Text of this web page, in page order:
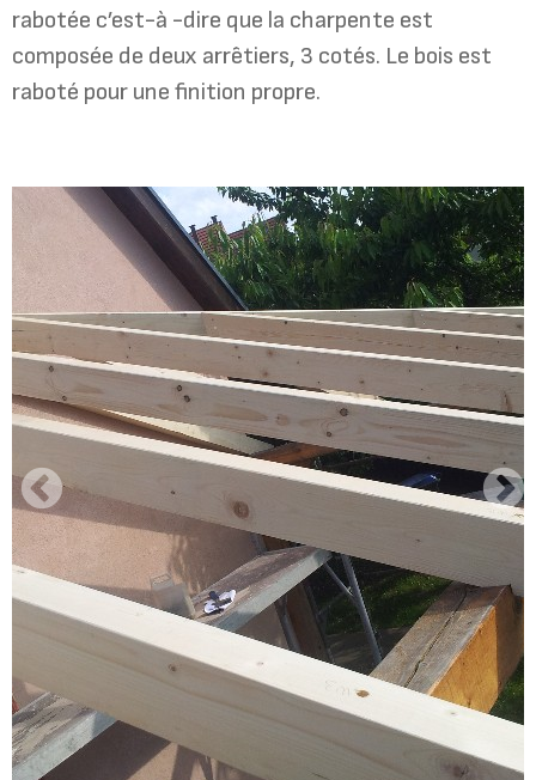
rabotée c’est-à -dire que la charpente est
composée de deux arrêtiers, 3 cotés. Le bois est
raboté pour une finition propre.